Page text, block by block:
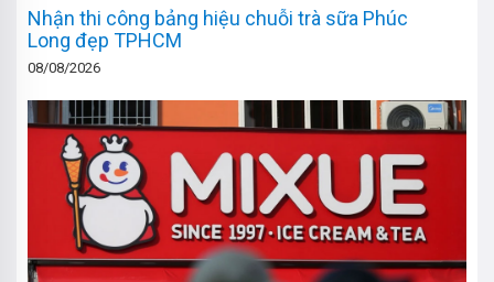
Nhận thi công bảng hiệu chuỗi trà sữa Phúc
Long đẹp TPHCM
08/08/2026